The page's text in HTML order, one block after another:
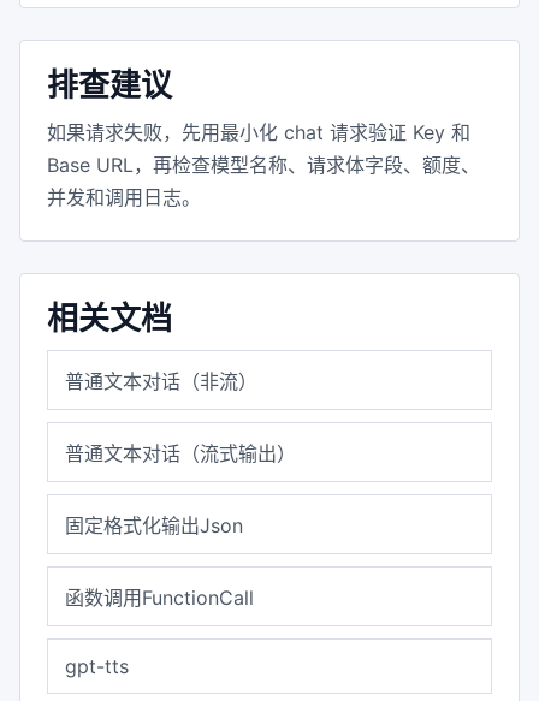
排查建议
如果请求失败，先用最小化 chat 请求验证 Key 和
Base URL，再检查模型名称、请求体字段、额度、
并发和调用日志。
相关文档
普通文本对话（非流）
普通文本对话（流式输出）
固定格式化输出Json
函数调用FunctionCall
gpt-tts